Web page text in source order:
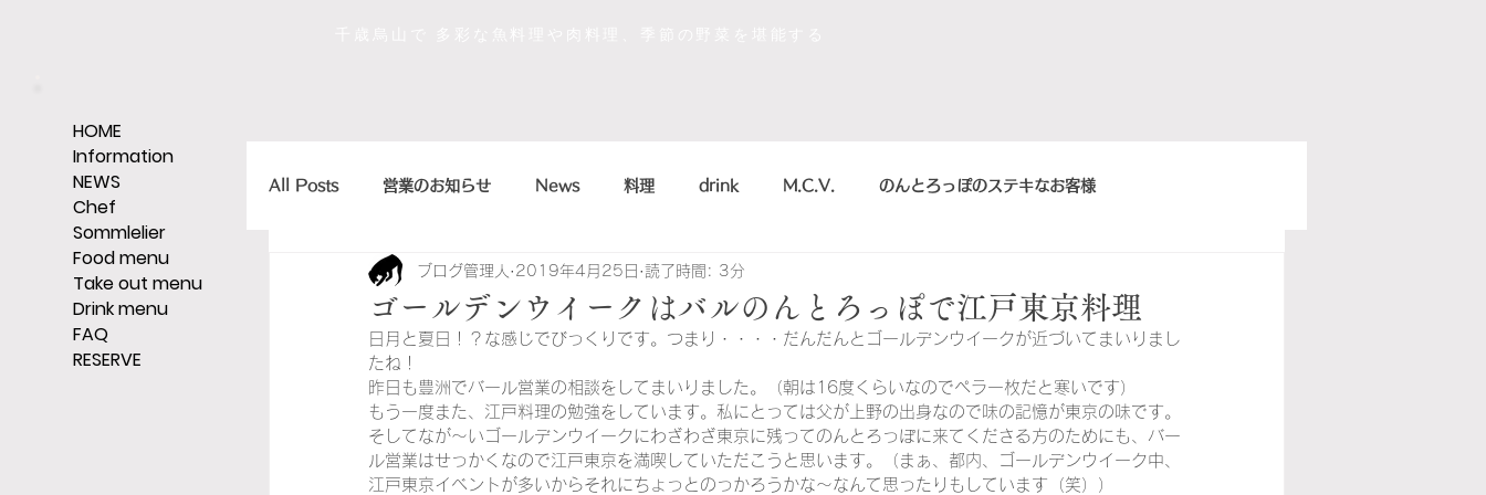
HOME
Information
NEWS
Chef
Sommlelier
Food menu
Take out menu
Drink menu
FAQ
RESERVE
All Posts 営業のお知らせ News 料理 drink M.C.V. のんとろっぽのステキなお客様
店主のひとくちエッセイ イベント sdgs デザート
ｼｪﾘｰ,ｸﾞﾗｯﾊﾟ,ｳｨｽｷｰなど
そうだ、レストランへいこう まかない シャンパン&スパークリング のんとろっぽ日曜俱楽部 イタリア語
ゴールデンウイークはバルのんとろっぽで江戸東京料理
ブログ管理人 2019年4月25日 読了時間: 3分
日月と夏日！？な感じでびっくりです。つまり・・・・だんだんとゴールデンウイークが近づいてまいりまし
たね！
昨日も豊洲でバール営業の相談をしてまいりました。（朝は16度くらいなのでペラ一枚だと寒いです）
もう一度また、江戸料理の勉強をしています。私にとっては父が上野の出身なので味の記憶が東京の味です。
そしてなが～いゴールデンウイークにわざわざ東京に残ってのんとろっぽに来てくださる方のためにも、バー
ル営業はせっかくなので江戸東京を満喫していただこうと思います。（まぁ、都内、ゴールデンウイーク中、
江戸東京イベントが多いからそれにちょっとのっかろうかな～なんて思ったりもしています（笑））